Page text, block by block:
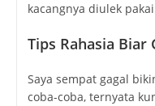
kacangnya diulek
Tips Rahasia Biar
Saya sempat gagal
coba-coba, ternyata